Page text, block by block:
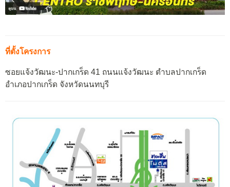
ที่ตั้งโครงการ
ซอยแจ้งวัฒนะ-ปากเกร็ด 41 ถนนแจ้งวัฒนะ ตำบลปากเกร็ด
อำเภอปากเกร็ด จังหวัดนนทบุรี